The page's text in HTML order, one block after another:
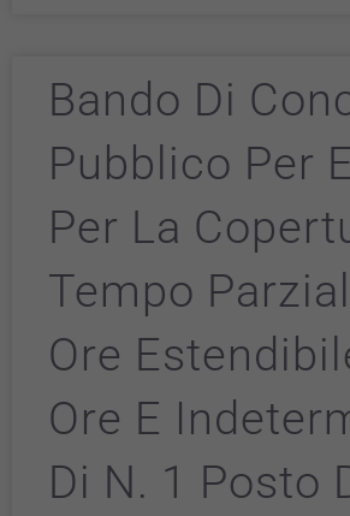
Bando Di
Pubblico Per
Per La
Tempo
Ore
Ore E
Di N. 1 Posto